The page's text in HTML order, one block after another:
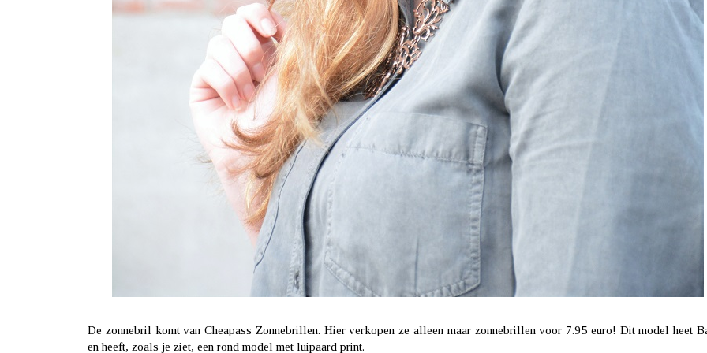
De zonnebril komt vanCheapass Zonnebrillen. Hier verkopen ze alleen maar zonnebrillen voor 7.95 euro! Dit model heet
en heeft, zoals je ziet, een rond model met luipaard print.